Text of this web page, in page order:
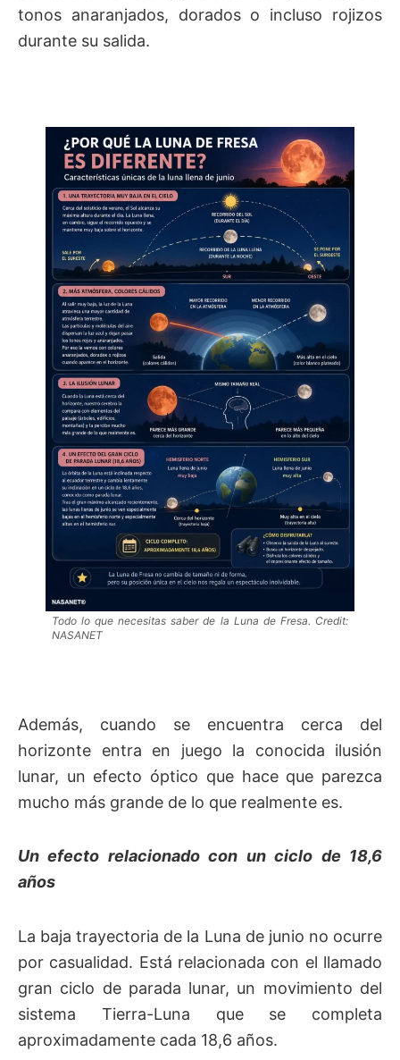
tonos anaranjados, dorados o incluso rojizos
durante su salida.
Todo lo que necesitas saber de la Luna de Fresa. Credit:
NASANET
Además, cuando se encuentra cerca del
horizonte entra en juego la conocida ilusión
lunar, un efecto óptico que hace que parezca
mucho más grande de lo que realmente es.
Un efecto relacionado con un ciclo de 18,6
años
La baja trayectoria de la Luna de junio no ocurre
por casualidad. Está relacionada con el llamado
gran ciclo de parada lunar, un movimiento del
sistema Tierra-Luna que se completa
aproximadamente cada 18,6 años.